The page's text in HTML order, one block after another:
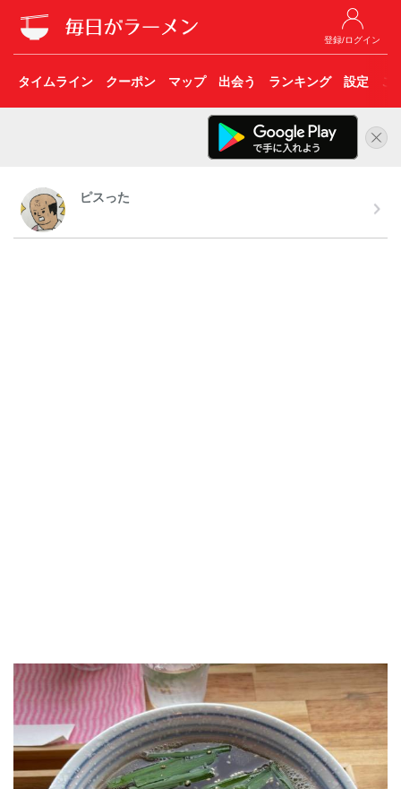
登録/ログイン
タイムライン クーポン マップ 出会う ランキング 設定 こ
ピスった